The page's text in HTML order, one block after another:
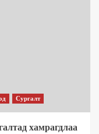
Сургалт
хамрагдлаа